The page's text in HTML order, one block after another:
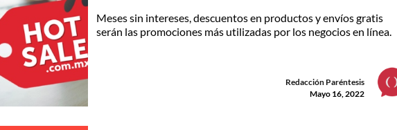
Meses sin intereses, descuentos en productos y envíos gratis
serán las promociones más utilizadas por los negocios en línea.
Redacción Paréntesis
Mayo 16, 2022